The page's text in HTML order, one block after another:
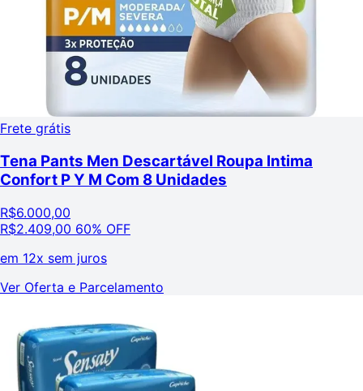
Frete grátis
Tena Pants Men Descartável Roupa Intima
Confort P Y M Com 8 Unidades
R$6.000,00
R$2.409,00 60% OFF
em 12x sem juros
Ver Oferta e Parcelamento